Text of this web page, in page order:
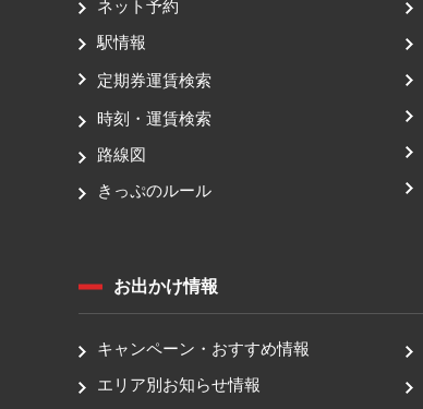
ネット予約
駅情報
定期券運賃検索
時刻・運賃検索
路線図
きっぷのルール
お出かけ情報
キャンペーン・おすすめ情報
エリア別お知らせ情報